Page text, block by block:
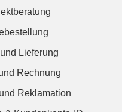
Lieferung
Rechnung
Reklamation